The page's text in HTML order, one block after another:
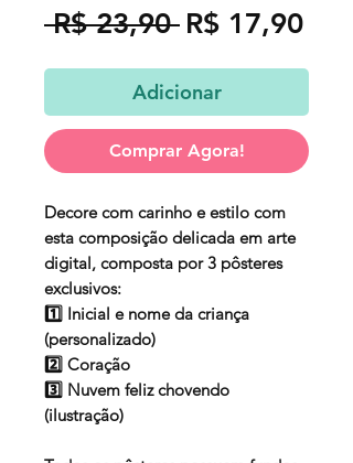
R$ 23,90 Preço
R$ 17,90
Adicionar
Comprar Agora!
Decore com carinho e estilo com
esta composição delicada em arte
digital, composta por 3 pôsteres
exclusivos:
1️⃣ Inicial e nome da criança
(personalizado)
2️⃣ Coração
3️⃣ Nuvem feliz chovendo
(ilustração)